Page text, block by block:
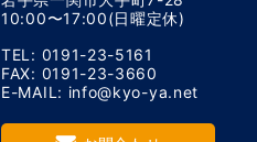
10:00〜17:00(日曜定休)
TEL: 0191-23-5161
FAX: 0191-23-3660
E-MAIL: info@kyo-ya.net